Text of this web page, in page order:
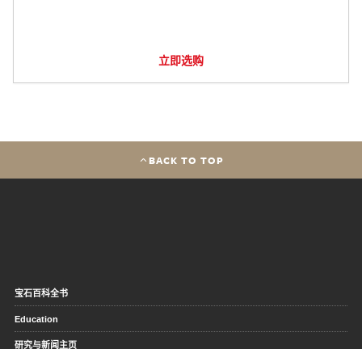
立即选购
BACK TO TOP
宝石百科全书
Education
研究与新闻主页